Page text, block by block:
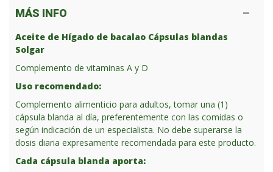
MÁS INFO
Aceite de Hígado de bacalao Cápsulas blandas
Solgar
Complemento de vitaminas A y D
Uso recomendado:
Complemento alimenticio para adultos, tomar una (1)
cápsula blanda al día, preferentemente con las comidas o
según indicación de un especialista. No debe superarse la
dosis diaria expresamente recomendada para este producto.
Cada cápsula blanda aporta: